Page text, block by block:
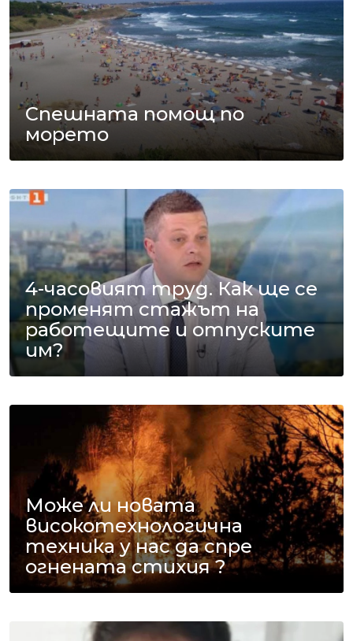
Спешната помощ по
морето
4-часовият труд. Как ще се
променят стажът на
работещите и отпуските
им?
Може ли новата
високотехнологична
техника у нас да спре
огнената стихия ?